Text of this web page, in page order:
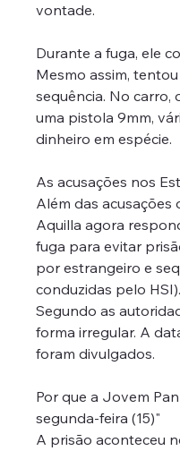
vontade.
Durante a fuga, ele
Mesmo assim,
sequência. No carro,
uma pistola 9mm,
dinheiro em espécie.
As acusações nos
Além das acusações
Aquilla agora
fuga para evitar
por estrangeiro e
conduzidas pelo HSI).
Segundo as
forma irregular. A
foram divulgados.
Por que a Jovem
segunda-feira (15)"
A prisão aconteceu